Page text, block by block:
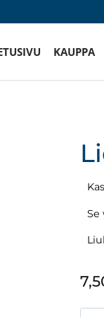
KAUPPA
Se